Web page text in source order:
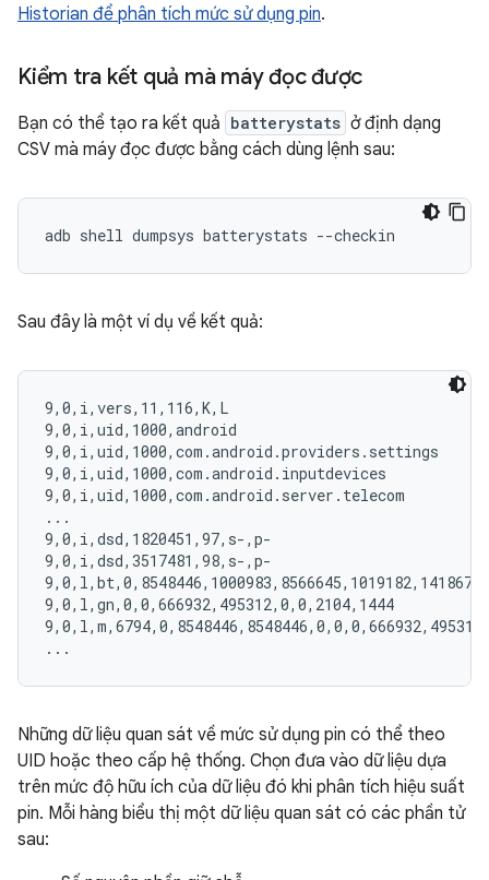
Historian để phân tích mức sử dụng pin.
Kiểm tra kết quả mà máy đọc được
Bạn có thể tạo ra kết quả batterystats ở định dạng
CSV mà máy đọc được bằng cách dùng lệnh sau:
Sau đây là một ví dụ về kết quả:
9,0,i,vers,11,116,K,L
9,0,i,uid,1000,android
9,0,i,uid,1000,com.android.providers.settings
9,0,i,uid,1000,com.android.inputdevices
9,0,i,uid,1000,com.android.server.telecom
...
9,0,i,dsd,1820451,97,s-,p-
9,0,i,dsd,3517481,98,s-,p-
9,0,l,gn,0,0,666932,495312,0,0,2104,1444
Những dữ liệu quan sát về mức sử dụng pin có thể theo
UID hoặc theo cấp hệ thống. Chọn đưa vào dữ liệu dựa
trên mức độ hữu ích của dữ liệu đó khi phân tích hiệu suất
pin. Mỗi hàng biểu thị một dữ liệu quan sát có các phần tử
sau: